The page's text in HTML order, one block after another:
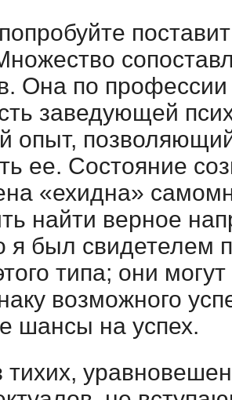
Она по профессии
заведующей
опыт,
ее. Состояние
«ехидна»
найти верное
я был свидетелем
типа; они
возможного
шансы на успех.
тихих,